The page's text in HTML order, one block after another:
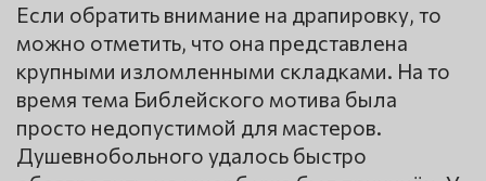
Если обратить внимание на драпировку, то
можно отметить, что она представлена
крупными изломленными складками. На то
время тема Библейского мотива была
просто недопустимой для мастеров.
Душевнобольного удалось быстро